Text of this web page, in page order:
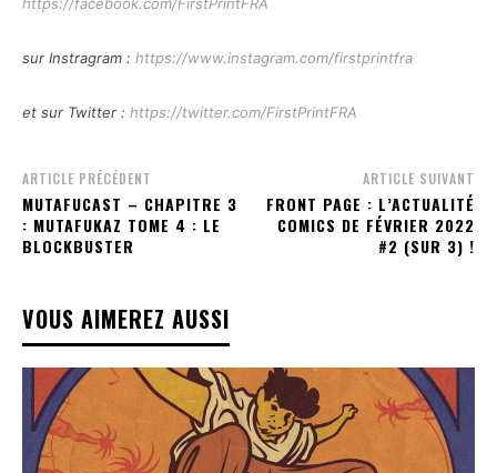
sur Instragram : https://www.instagram.com/firstprintfra
et sur Twitter : https://twitter.com/FirstPrintFRA
ARTICLE PRÉCÉDENT
MUTAFUCAST – CHAPITRE 3
: MUTAFUKAZ TOME 4 : LE
BLOCKBUSTER
ARTICLE SUIVANT
FRONT PAGE : L’ACTUALITÉ
COMICS DE FÉVRIER 2022
#2 (SUR 3) !
VOUS AIMEREZ AUSSI